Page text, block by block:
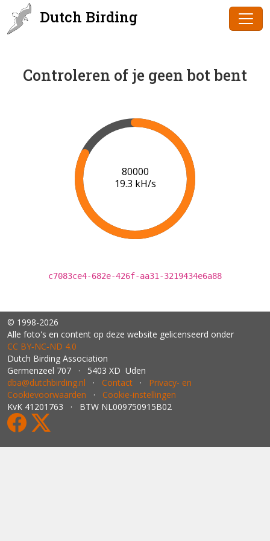
Dutch Birding
Controleren of je geen bot bent
82000
19.2 kH/s
c7083ce4-682e-426f-aa31-3219434e6a88
© 1998-2026
Alle foto's en content op deze website gelicenseerd onder
CC BY‑NC‑ND 4.0
Dutch Birding Association
Germenzeel 707 · 5403 XD Uden
dba@dutchbirding.nl · Contact · Privacy- en
Cookievoorwaarden · Cookie-instellingen
KvK 41201763 · BTW NL009750915B02